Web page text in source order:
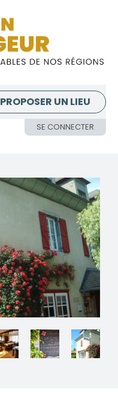
SE CONNECTER
PROPOSER UN LIEU